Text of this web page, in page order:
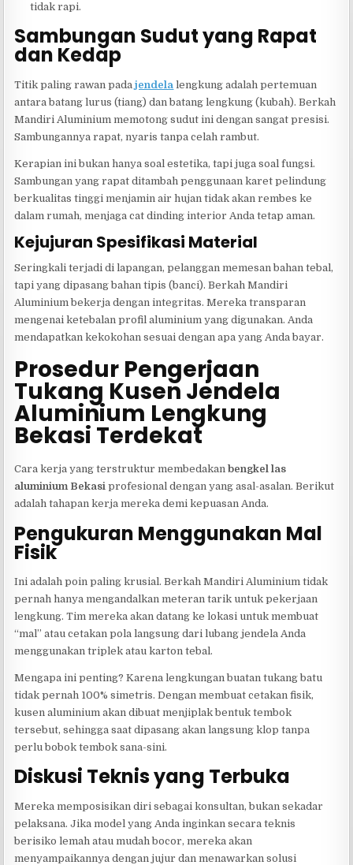
tidak rapi.
Sambungan Sudut yang Rapat
dan Kedap
Titik paling rawan padajendela lengkung adalah pertemuan
antara batang lurus (tiang) dan batang lengkung (kubah). Berkah
Mandiri Aluminium memotong sudut ini dengan sangat presisi.
Sambungannya rapat, nyaris tanpa celah rambut.
Kerapian ini bukan hanya soal estetika, tapi juga soal fungsi.
Sambungan yang rapat ditambah penggunaan karet pelindung
berkualitas tinggi menjamin air hujan tidak akan rembes ke
dalam rumah, menjaga cat dinding interior Anda tetap aman.
Kejujuran Spesifikasi Material
Seringkali terjadi di lapangan, pelanggan memesan bahan tebal,
tapi yang dipasang bahan tipis (banci). Berkah Mandiri
Aluminium bekerja dengan integritas. Mereka transparan
mengenai ketebalan profil aluminium yang digunakan. Anda
mendapatkan kekokohan sesuai dengan apa yang Anda bayar.
Prosedur Pengerjaan
Tukang Kusen Jendela
Aluminium Lengkung
Bekasi Terdekat
Cara kerja yang terstruktur membedakanbengkel las
aluminium Bekasi profesional dengan yang asal-asalan. Berikut
adalah tahapan kerja mereka demi kepuasan Anda.
Pengukuran Menggunakan Mal
Fisik
Ini adalah poin paling krusial. Berkah Mandiri Aluminium tidak
pernah hanya mengandalkan meteran tarik untuk pekerjaan
lengkung. Tim mereka akan datang ke lokasi untuk membuat
“mal” atau cetakan pola langsung dari lubang jendela Anda
menggunakan triplek atau karton tebal.
Mengapa ini penting? Karena lengkungan buatan tukang batu
tidak pernah 100% simetris. Dengan membuat cetakan fisik,
kusen aluminium akan dibuat menjiplak bentuk tembok
tersebut, sehingga saat dipasang akan langsung klop tanpa
perlu bobok tembok sana-sini.
Diskusi Teknis yang Terbuka
Mereka memposisikan diri sebagai konsultan, bukan sekadar
pelaksana. Jika model yang Anda inginkan secara teknis
berisiko lemah atau mudah bocor, mereka akan
menyampaikannya dengan jujur dan menawarkan solusi